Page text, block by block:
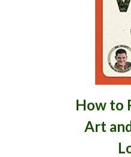
How to
Art